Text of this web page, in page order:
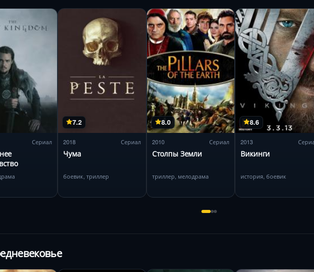
Сериал
7.2
2018 Сериал
Чума
боевик, триллер
8.0
2010 Сериал
Столпы Земли
триллер, мелодрама
8.6
2013
Викинги
история, боевик